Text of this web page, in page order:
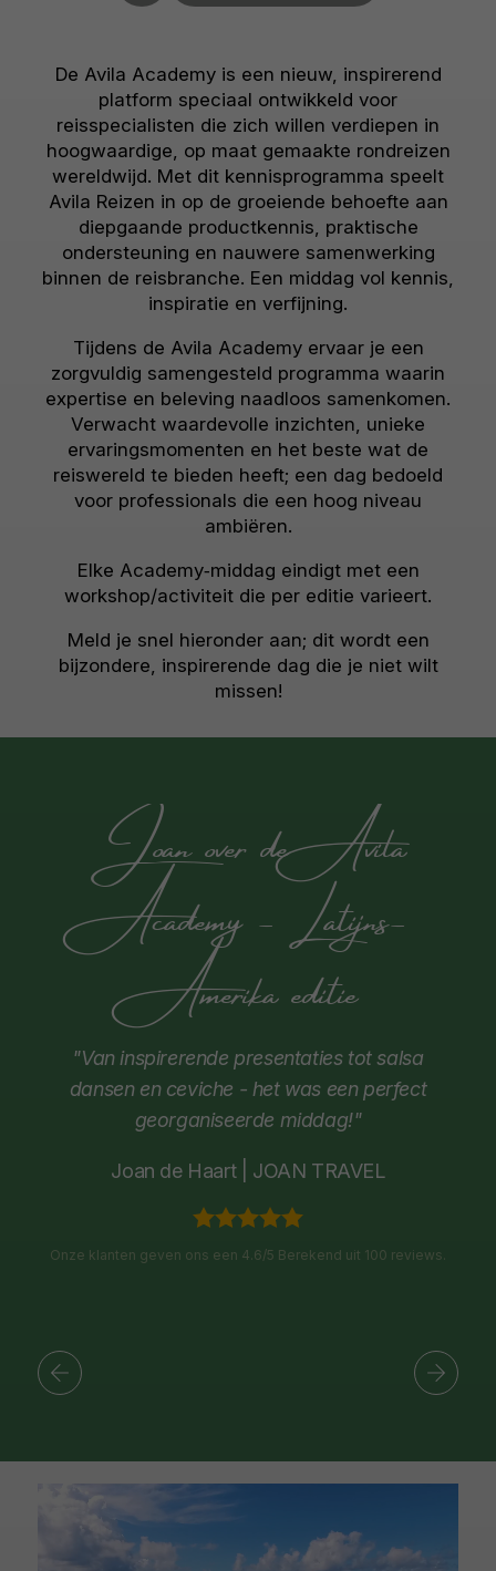
De Avila Academy is een nieuw, inspirerend
platform speciaal ontwikkeld voor
reisspecialisten die zich willen verdiepen in
hoogwaardige, op maat gemaakte rondreizen
wereldwijd. Met dit kennisprogramma speelt
Avila Reizen in op de groeiende behoefte aan
diepgaande productkennis, praktische
ondersteuning en nauwere samenwerking
binnen de reisbranche. Een middag vol kennis,
inspiratie en verfijning.
Tijdens de Avila Academy ervaar je een
zorgvuldig samengesteld programma waarin
expertise en beleving naadloos samenkomen.
Verwacht waardevolle inzichten, unieke
ervaringsmomenten en het beste wat de
reiswereld te bieden heeft; een dag bedoeld
voor professionals die een hoog niveau
ambiëren.
Elke Academy‑middag eindigt met een
workshop/activiteit die per editie varieert.
Meld je snel hieronder aan; dit wordt een
bijzondere, inspirerende dag die je niet wilt
missen!
Joan over de Avila
Academy - Latijns-
Amerika editie
"Van inspirerende presentaties tot salsa
dansen en ceviche - het was een perfect
georganiseerde middag!"
Joan de Haart | JOAN TRAVEL
Onze klanten geven ons een 4.6/5 Berekend uit 100 reviews.